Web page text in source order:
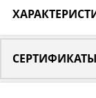
СЕРТИФИКАТЫ